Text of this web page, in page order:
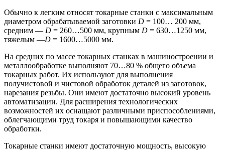
Обычно к легким относят токарные станки с максимальным
диаметром обрабатываемой заготовки D = 100… 200 мм,
средним — D = 260…500 мм, крупным D = 630…1250 мм,
тяжелым —D = 1600…5000 мм.
На средних по массе токарных станках в машиностроении и
металлообработке выполняют 70…80 % общего объема
токарных работ. Их используют для выполнения
получистовой и чистовой обработок деталей из заготовок,
нарезания резьбы. Они имеют достаточно высокий уровень
автоматизации. Для расширения технологических
возможностей их оснащают различными приспособлениями,
облегчающими труд токаря и повышающими качество
обработки.
Токарные станки имеют достаточную мощность, высокую